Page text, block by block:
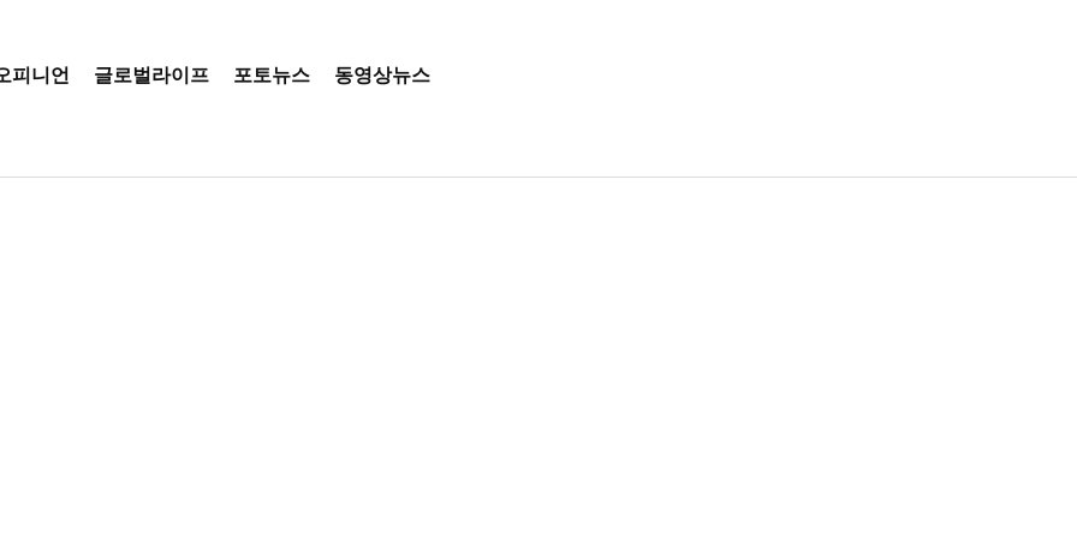
피니언 글로벌라이프 포토뉴스 동영상뉴스